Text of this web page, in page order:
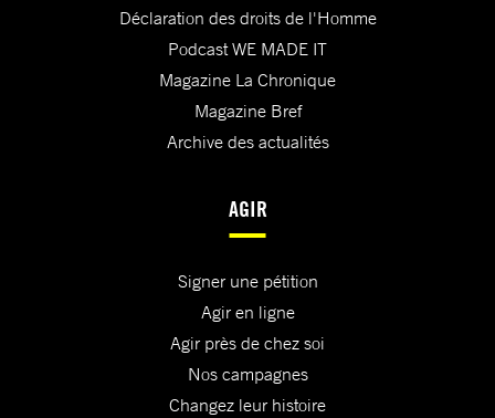
Déclaration des droits de l'Homme
Podcast WE MADE IT
Magazine La Chronique
Magazine Bref
Archive des actualités
AGIR
Signer une pétition
Agir en ligne
Agir près de chez soi
Nos campagnes
Changez leur histoire